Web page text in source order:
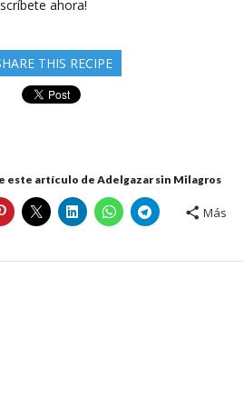
ahora!
THIS RECIPE
este artículo de Adelgazar sin Milagros
Más